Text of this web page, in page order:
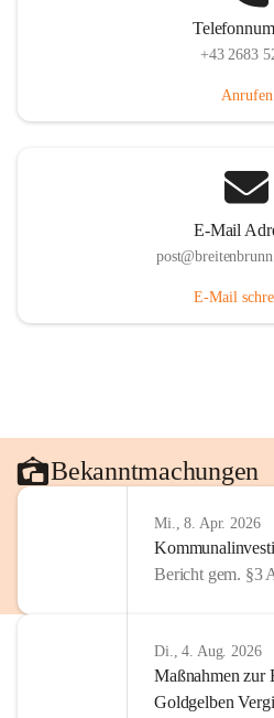
+43 2683
Anrufen
E-Mail
E-Mail
Bekanntmachungen
Mi., 8. Apr. 2026
Bericht gem. §3
Di., 4. Aug. 2026
Maßnahmen zur
Goldgelben